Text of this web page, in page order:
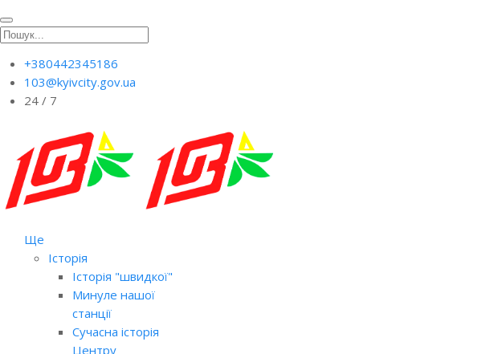
+380442345186
103@kyivcity.gov.ua
24 / 7
Ще
Історія
Історія "швидкої"
Минуле нашої
станції
Сучасна історія
Центру